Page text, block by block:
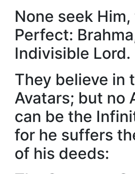
None seek
Perfect:
Indivisible Lord.
They believe in
Avatars; but no
can be the
for he suffers
of his deeds: